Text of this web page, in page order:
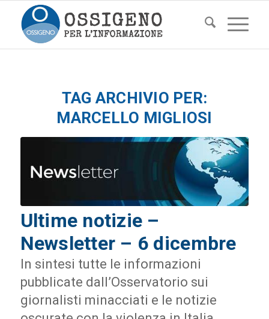
TAG ARCHIVIO PER:
MARCELLO MIGLIOSI
Ultime notizie –
Newsletter – 6 dicembre
In sintesi tutte le informazioni
pubblicate dall’Osservatorio sui
giornalisti minacciati e le notizie